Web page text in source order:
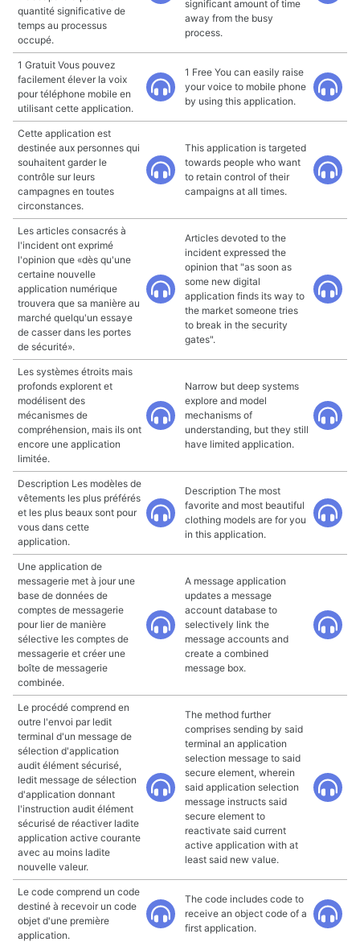
quantité significative de
temps au processus
occupé.
significant amount of time
away from the busy
process.
1 Gratuit Vous pouvez
facilement élever la voix
pour téléphone mobile en
utilisant cette application.
1 Free You can easily raise
your voice to mobile phone
by using this application.
Cette application est
destinée aux personnes qui
souhaitent garder le
contrôle sur leurs
campagnes en toutes
circonstances.
This application is targeted
towards people who want
to retain control of their
campaigns at all times.
Les articles consacrés à
l'incident ont exprimé
l'opinion que «dès qu'une
certaine nouvelle
application numérique
trouvera que sa manière au
marché quelqu'un essaye
de casser dans les portes
de sécurité».
Articles devoted to the
incident expressed the
opinion that "as soon as
some new digital
application finds its way to
the market someone tries
to break in the security
gates".
Les systèmes étroits mais
profonds explorent et
modélisent des
mécanismes de
compréhension, mais ils ont
encore une application
limitée.
Narrow but deep systems
explore and model
mechanisms of
understanding, but they still
have limited application.
Description Les modèles de
vêtements les plus préférés
et les plus beaux sont pour
vous dans cette
application.
Description The most
favorite and most beautiful
clothing models are for you
in this application.
Une application de
messagerie met à jour une
base de données de
comptes de messagerie
pour lier de manière
sélective les comptes de
messagerie et créer une
boîte de messagerie
combinée.
A message application
updates a message
account database to
selectively link the
message accounts and
create a combined
message box.
Le procédé comprend en
outre l'envoi par ledit
terminal d'un message de
sélection d'application
audit élément sécurisé,
ledit message de sélection
d'application donnant
l'instruction audit élément
sécurisé de réactiver ladite
application active courante
avec au moins ladite
nouvelle valeur.
The method further
comprises sending by said
terminal an application
selection message to said
secure element, wherein
said application selection
message instructs said
secure element to
reactivate said current
active application with at
least said new value.
Le code comprend un code
destiné à recevoir un code
objet d'une première
application.
The code includes code to
receive an object code of a
first application.